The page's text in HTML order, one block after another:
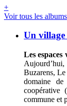
+
Voir tous les albums
Un
vigneron
Un
Les
Buzarens,
domaine
coopérative
commune et